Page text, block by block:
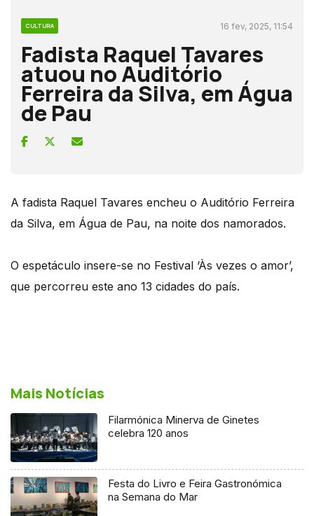
CULTURA 16 fev, 2025, 11:54
Fadista Raquel Tavares
atuou no Auditório
Ferreira da Silva, em Água
de Pau
A fadista Raquel Tavares encheu o Auditório Ferreira
da Silva, em Água de Pau, na noite dos namorados.
O espetáculo insere-se no Festival ‘Às vezes o amor’,
que percorreu este ano 13 cidades do país.
Mais Notícias
Filarmónica Minerva de Ginetes
celebra 120 anos
Festa do Livro e Feira Gastronómica
na Semana do Mar